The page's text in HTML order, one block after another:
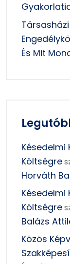
És Mit
Késedelmi
Költségre
Horváth
Késedelmi
Költségre
Balázs
Közös